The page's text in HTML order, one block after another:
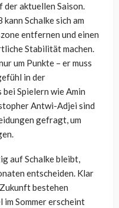
der aktuellen Saison.
Schalke sich am
entfernen und einen
Stabilität machen.
um Punkte – er muss
in der
Spielern wie Amin
Antwi-Adjei sind
gefragt, um
auf Schalke bleibt,
entscheiden. Klar
bestehen
Sommer erscheint